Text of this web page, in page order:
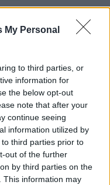
My Personal
to third parties, or
information for
the below opt-out
note that after your
continue seeing
information utilized by
third parties prior to
out of the further
by third parties on the
This information may
tárta fel, hogy esett
és idén március
és a médiafölény
Pollreisz Balázs győri
elnökségi tag szerint,
is inkább
Interjú!
EBBEN A
ÖSSZEFOGÁS